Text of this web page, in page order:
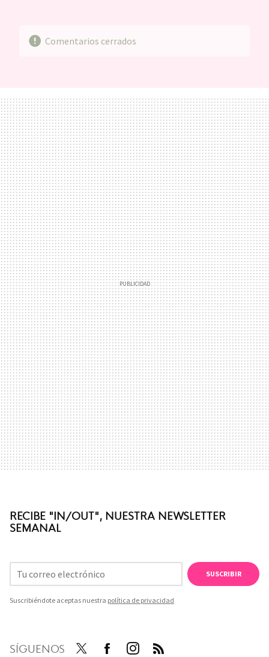
Comentarios cerrados
RECIBE "IN/OUT", NUESTRA NEWSLETTER
SEMANAL
SUSCRIBIR
Suscribiéndote aceptas nuestra política de privacidad
SÍGUENOS